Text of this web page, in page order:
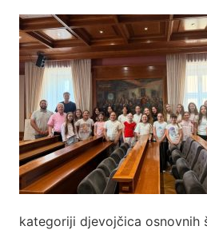
kategoriji djevojčica osnovnih